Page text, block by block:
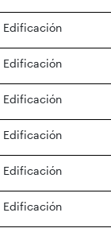
Edificación
Edificación
Edificación
Edificación
Edificación
Edificación